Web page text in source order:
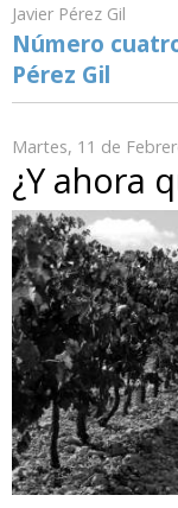
Javier Pérez Gil
Número
Pérez Gil
Martes, 11 de
¿Y ahora